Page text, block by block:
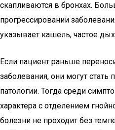
скапливаются в бронхах.
прогрессировании
указывает кашель, частое
Если пациент раньше
заболевания, они могут стать
патологии. Тогда среди
характера с отделением
болезни не проходит без